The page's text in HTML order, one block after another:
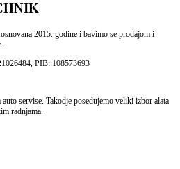
2015. godine i bavimo se prodajom i
PIB: 108573693
servise. Takodje posedujemo veliki izbor alata
radnjama.